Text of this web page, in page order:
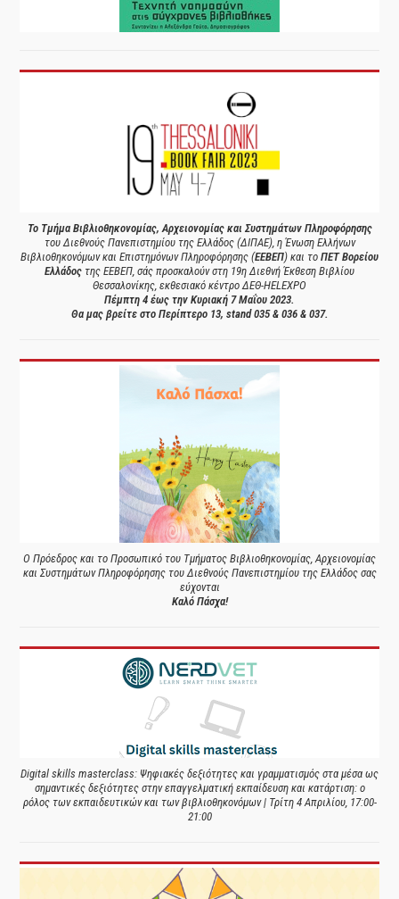
Το Τμήμα Βιβλιοθηκονομίας, Αρχειονομίας και Συστημάτων Πληροφόρησης
του Διεθνούς Πανεπιστημίου της Ελλάδος (ΔΙΠΑΕ), η Ένωση Ελλήνων
Βιβλιοθηκονόμων και Επιστημόνων Πληροφόρησης (ΕΕΒΕΠ) και το ΠΕΤ Βορείου
Ελλάδος της ΕΕΒΕΠ, σάς προσκαλούν στη 19η Διεθνή Έκθεση Βιβλίου
Θεσσαλονίκης, εκθεσιακό κέντρο ΔΕΘ-HELEXPO
Πέμπτη 4 έως την Κυριακή 7 Μαΐου 2023.
Θα μας βρείτε στο Περίπτερο 13, stand 035 & 036 & 037.
Ο Πρόεδρος και το Προσωπικό του Τμήματος Βιβλιοθηκονομίας, Αρχειονομίας
και Συστημάτων Πληροφόρησης του Διεθνούς Πανεπιστημίου της Ελλάδος σας
εύχονται
Καλό Πάσχα!
Digital skills masterclass: Ψηφιακές δεξιότητες και γραμματισμός στα μέσα ως
σημαντικές δεξιότητες στην επαγγελματική εκπαίδευση και κατάρτιση: ο
ρόλος των εκπαιδευτικών και των βιβλιοθηκονόμων | Τρίτη 4 Απριλίου, 17:00-
21:00